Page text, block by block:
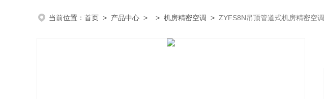
当前位置： 首页 > 产品中心 > > 机房精密空调 > ZYFS8N吊顶管道式机房精密空调